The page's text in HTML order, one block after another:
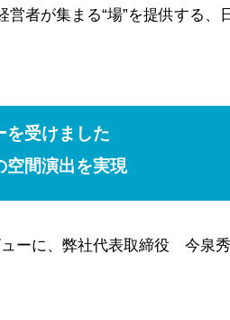
者が集まる“場”を提供する、
を受けました
空間演出を実現
ーに、弊社代表取締役 今泉